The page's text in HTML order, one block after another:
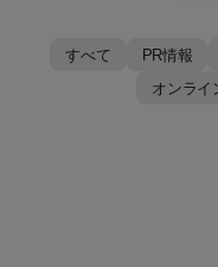
すべて PR情報
オンライ